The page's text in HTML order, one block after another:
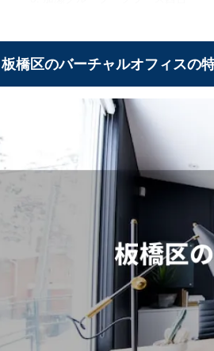
郵便物が一切届かない人におすす
ネットショップ運営者におすすめ
法人におすすめ
バーチャルオフィスに関する疑問・質
板橋区のバーチャルオフィスまとめ
板橋区のバーチャルオフィスの